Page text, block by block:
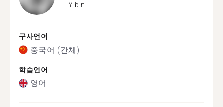
Yibin
구사언어
중국어 (간체)
학습언어
영어